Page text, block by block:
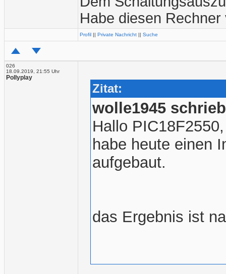
Habe diesen
Profil || Private Nachricht || Suche
026
18.09.2019, 21:55 Uhr
Pollyplay
Zitat:
wolle1945 schrieb
Hallo PIC18F2550,
habe heute einen
aufgebaut.
das Ergebnis ist